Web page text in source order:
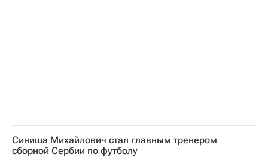
Синиша Михайлович стал главным тренером
сборной Сербии по футболу